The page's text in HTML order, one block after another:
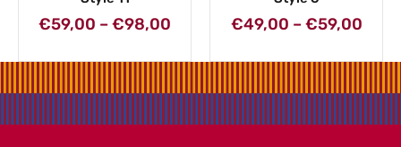
€59,00 –€98,00 €49,00 –€59,00